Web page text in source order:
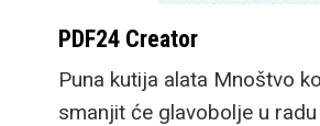
PDF24 Creator
Puna kutija alata Mnoštvo
smanjit će glavobolje u